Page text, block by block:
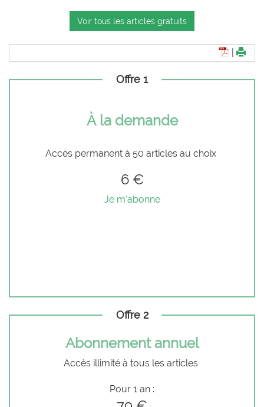
Voir tous les articles gratuits
Offre 1
À la demande
Accès permanent à 50 articles au choix
6 €
Je m'abonne
Offre 2
Abonnement annuel
Accès illimité à tous les articles
Pour 1 an :